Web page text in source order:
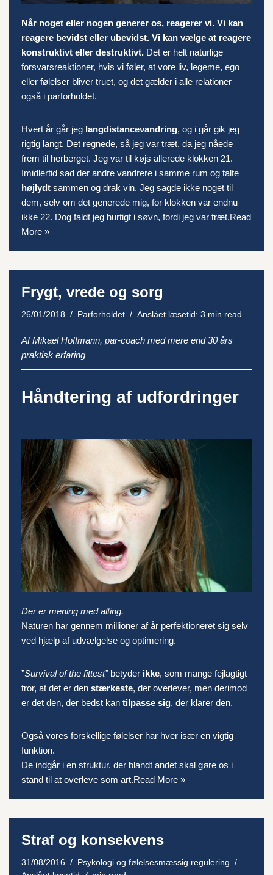
Når noget eller nogen generer os, reagerer vi. Vi kan
reagere bevidst eller ubevidst. Vi kan vælge at reagere
konstruktivt eller destruktivt. Det er helt naturlige
forsvarsreaktioner, hvis vi føler, at vore liv, legeme, ego
eller følelser bliver truet, og det gælder i alle relationer –
også i parforholdet.
Hvert år går jeg langdistancevandring, og i går gik jeg
rigtig langt. Det regnede, så jeg var træt, da jeg nåede
frem til herberget. Jeg var til køjs allerede klokken 21.
Imidlertid sad der andre vandrere i samme rum og talte
højlydt sammen og drak vin. Jeg sagde ikke noget til
dem, selv om det generede mig, for klokken var endnu
ikke 22. Dog faldt jeg hurtigt i søvn, fordi jeg var træt.Read
More »
Frygt, vrede og sorg
26/01/2018 Parforholdet Anslået læsetid: 3 min read
Af Mikael Hoffmann, par-coach med mere end 30 års
praktisk erfaring
Håndtering af udfordringer
Der er mening med alting.
Naturen har gennem millioner af år perfektioneret sig selv
ved hjælp af udvælgelse og optimering.
”Survival of the fittest”betyder ikke, som mange fejlagtigt
tror, at det er den stærkeste, der overlever, men derimod
er det den, der bedst kan tilpasse sig, der klarer den.
Også vores forskellige følelser har hver især en vigtig
funktion.
De indgår i en struktur, der blandt andet skal gøre os i
stand til at overleve som art.Read More »
Straf og konsekvens
31/08/2016
Psykologi og følelsesmæssig regulering